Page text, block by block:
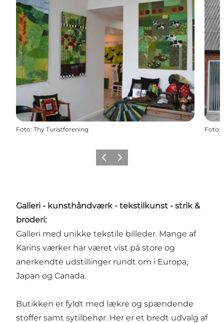
Foto: Thy Turistforening Foto:
ForrigeNæste
Galleri - kunsthåndværk - tekstilkunst - strik &
broderi:
Galleri med unikke tekstile billeder. Mange af
Karins værker har været vist på store og
anerkendte udstillinger rundt om i Europa,
Japan og Canada.
Butikken er fyldt med lækre og spændende
stoffer samt sytilbehør. Her er et bredt udvalg af